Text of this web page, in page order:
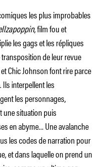
les plus improbables
, film fou et
les gags et les répliques
de leur revue
Chic Johnson font rire parce
Ils interpellent les
les personnages,
une situation puis
en abyme… Une avalanche
les codes de narration pour
et dans laquelle on prend un